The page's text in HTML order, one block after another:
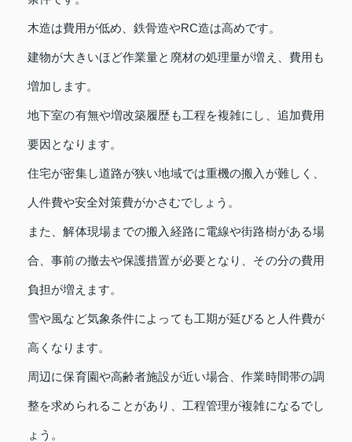
木造は費用が低め、鉄骨造やRC造は高めです。
建物が大きいほど作業量と廃材の処理量が増え、費用も
増加します。
地下室の有無や増改築履歴も工程を複雑にし、追加費用
要因となります。
住宅が密集し道路が狭い地域では重機の搬入が難しく、
人件費や安全対策費がかさむでしょう。
また、解体現場までの搬入経路に電線や街路樹がある場
合、事前の撤去や保護措置が必要となり、その分の費用
負担が増えます。
雪や風など気象条件によっても工期が延びると人件費が
高くなります。
周辺に保育園や高齢者施設が近い場合、作業時間帯の調
整を求められることがあり、工程管理が複雑になるでし
ょう。